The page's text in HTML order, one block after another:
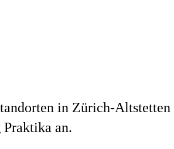
in Zürich-
Praktika an.